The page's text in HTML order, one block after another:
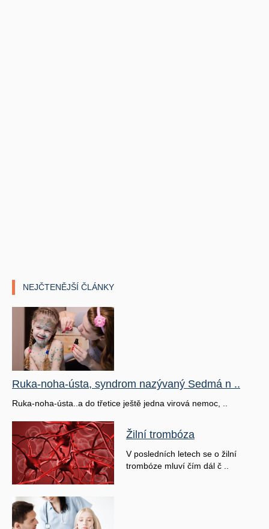
NEJČTENĚJŠÍ ČLÁNKY
Ruka-noha-ústa, syndrom nazývaný Sedmá n ..
Ruka-noha-ústa..a do třetice ještě jedna virová nemoc, ..
Žilní trombóza
V posledních letech se o žilní
trombóze mluví čím dál č ..